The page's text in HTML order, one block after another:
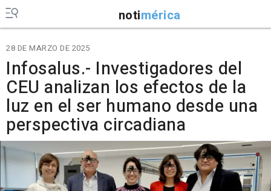
notimérica
28 DE MARZO DE 2025
Infosalus.- Investigadores del
CEU analizan los efectos de la
luz en el ser humano desde una
perspectiva circadiana